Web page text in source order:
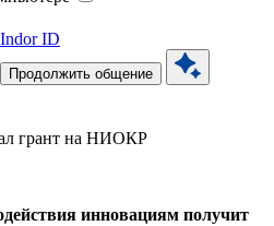
ID
Продолжить общение
грант на НИОКР
инновациям получит